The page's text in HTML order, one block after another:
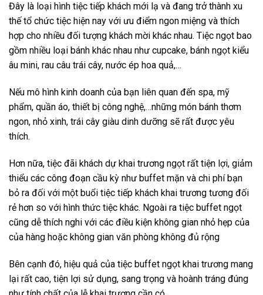
Đây là loại hình tiệc tiếp khách mới lạ và đang trở thành xu
thế tổ chức tiệc hiện nay với ưu điểm ngon miệng và thích
hợp cho nhiều đối tượng khách mời khác nhau. Tiệc ngọt bao
gồm nhiều loại bánh khác nhau như cupcake, bánh ngọt kiểu
âu mini, rau câu trái cây, nước ép hoa quả,…
Nếu mô hình kinh doanh của bạn liên quan đến spa, mỹ
phẩm, quần áo, thiết bị công nghệ,…những món bánh thơm
ngon, nhỏ xinh, trái cây giàu dinh dưỡng sẽ rất được yêu
thích.
Hơn nữa, tiệc đãi khách dự khai trương ngọt rất tiện lợi, giảm
thiểu các công đoạn cầu kỳ như buffet mặn và chi phí bạn
bỏ ra đối với một buổi tiệc tiếp khách khai trương tương đối
rẻ hơn so với hình thức tiệc khác. Ngoài ra tiệc buffet ngọt
cũng dễ thích nghi với các điều kiện không gian nhỏ hẹp của
của hàng hoặc không gian văn phòng không đủ rộng
Bên cạnh đó, hiệu quả của tiệc buffet ngọt khai trương mang
lại rất cao, tiện lợi sử dụng, sang trọng và hoành tráng đúng